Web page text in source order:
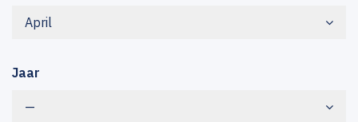
April
Jaar
—